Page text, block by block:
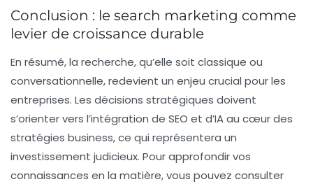
Conclusion : le search marketing comme
levier de croissance durable
En résumé, la recherche, qu’elle soit classique ou
conversationnelle, redevient un enjeu crucial pour les
entreprises. Les décisions stratégiques doivent
s’orienter vers l’intégration de SEO et d’IAau cœur des
stratégies business, ce qui représentera un
investissement judicieux. Pour approfondir vos
connaissances en la matière, vous pouvez consulter